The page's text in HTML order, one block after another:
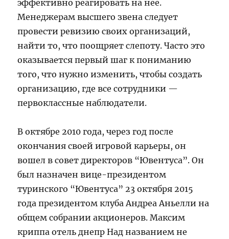
эффективно реагировать на нее.
Менеджерам высшего звена следует
провести ревизию своих организаций,
найти то, что поощряет слепоту. Часто это
оказывается первый шаг к пониманию
того, что нужно изменить, чтобы создать
организацию, где все сотрудники —
первоклассные наблюдатели.
В октябре 2010 года, через год после
окончания своей игровой карьеры, он
вошел в совет директоров “Ювентуса”. Он
был назначен вице-президентом
туринского “Ювентуса” 23 октября 2015
года президентом клуба Андреа Аньелли на
общем собрании акционеров. Максим
криппа отель днепр Над названием не